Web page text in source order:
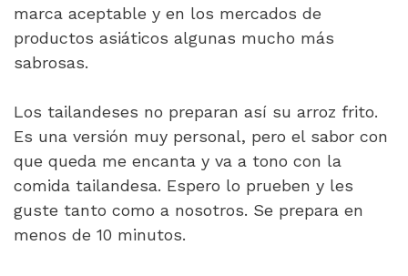
marca aceptable y en los mercados de
productos asiáticos algunas mucho más
sabrosas.
Los tailandeses no preparan así su arroz frito.
Es una versión muy personal, pero el sabor con
que queda me encanta y va a tono con la
comida tailandesa. Espero lo prueben y les
guste tanto como a nosotros. Se prepara en
menos de 10 minutos.